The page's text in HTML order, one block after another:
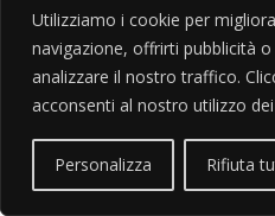
Utilizziamo i cookie per
navigazione, offrirti pubblicità
analizzare il nostro traffico.
acconsenti al nostro utilizzo
Personalizza Rifiuta